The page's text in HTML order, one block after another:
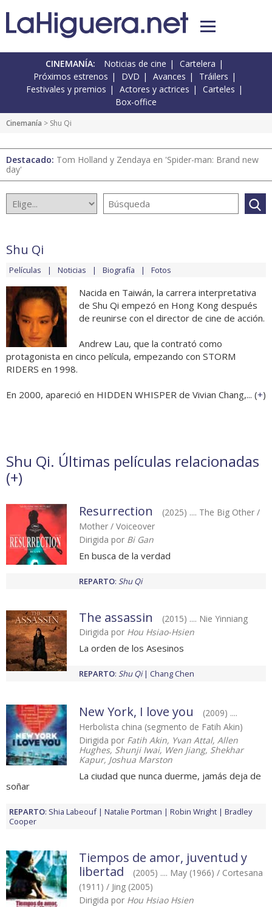
CINEMANÍA: Noticias de cine
Cartelera
Próximos estrenos
DVD Avances
Tráilers
Festivales y premios
Actores y actrices
Carteles
Box-office
Cinemanía > Shu Qi
Destacado: Tom Holland y Zendaya en 'Spider-man: Brand new
day'
Shu Qi
Películas Noticias Biografía Fotos
Nacida en Taiwán, la carrera interpretativa
de Shu Qi empezó en Hong Kong después
de reunirse con el director de cine de acción.
Andrew Lau, que la contrató como
protagonista en cinco película, empezando con STORM
RIDERS en 1998.
En 2000, apareció en HIDDEN WHISPER de Vivian Chang,... (+)
Shu Qi. Últimas películas relacionadas
(+)
Resurrection
(2025) .... The Big Other /
Mother / Voiceover
Dirigida por Bi Gan
En busca de la verdad
REPARTO: Shu Qi
The assassin
(2015) .... Nie Yinniang
Dirigida por Hou Hsiao-Hsien
La orden de los Asesinos
REPARTO: Shu Qi Chang Chen
New York, I love you
(2009) ....
Herbolista china (segmento de Fatih Akin)
Dirigida por Fatih Akin, Yvan Attal, Allen
Hughes, Shunji Iwai, Wen Jiang, Shekhar
Kapur, Joshua Marston
La ciudad que nunca duerme, jamás deja de
soñar
REPARTO: Shia Labeouf Natalie Portman Robin Wright
Bradley
Cooper
Tiempos de amor, juventud y
libertad
(2005) .... May (1966) / Cortesana
(1911) / Jing (2005)
Dirigida por Hou Hsiao Hsien